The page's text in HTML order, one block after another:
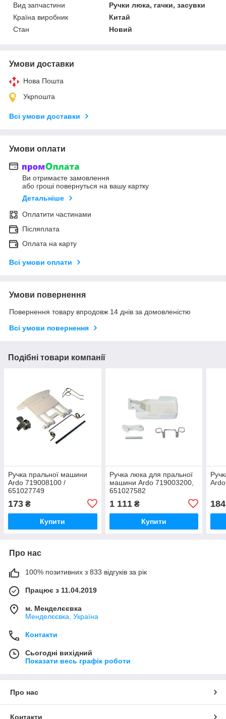
Вид запчастини
Ручки люка, гачки, засувки
Країна виробник
Китай
Стан
Новий
Умови доставки
Нова Пошта
Укрпошта
Всі умови доставки
Умови оплати
Ви отримаєте замовлення
або гроші повернуться на вашу картку
Детальніше
Оплатити частинами
Післяплата
Оплата на карту
Всі умови оплати
Умови повернення
Повернення товару впродовж 14 днів за домовленістю
Всі умови повернення
Подібні товари компанії
Ручка пральної машини
Ardo 719008100 /
651027749
173 ₴
Купити
Ручка люка для пральної
машини Ardo 719003200,
651027582
1 111₴
Купити
184
Про нас
100% позитивних з 833 відгуків за рік
Працює з 11.04.2019
м. Менделєєвка
Менделєєвка, Україна
Контакти
Сьогодні вихідний
Показати весь графік роботи
Про нас
Контакти